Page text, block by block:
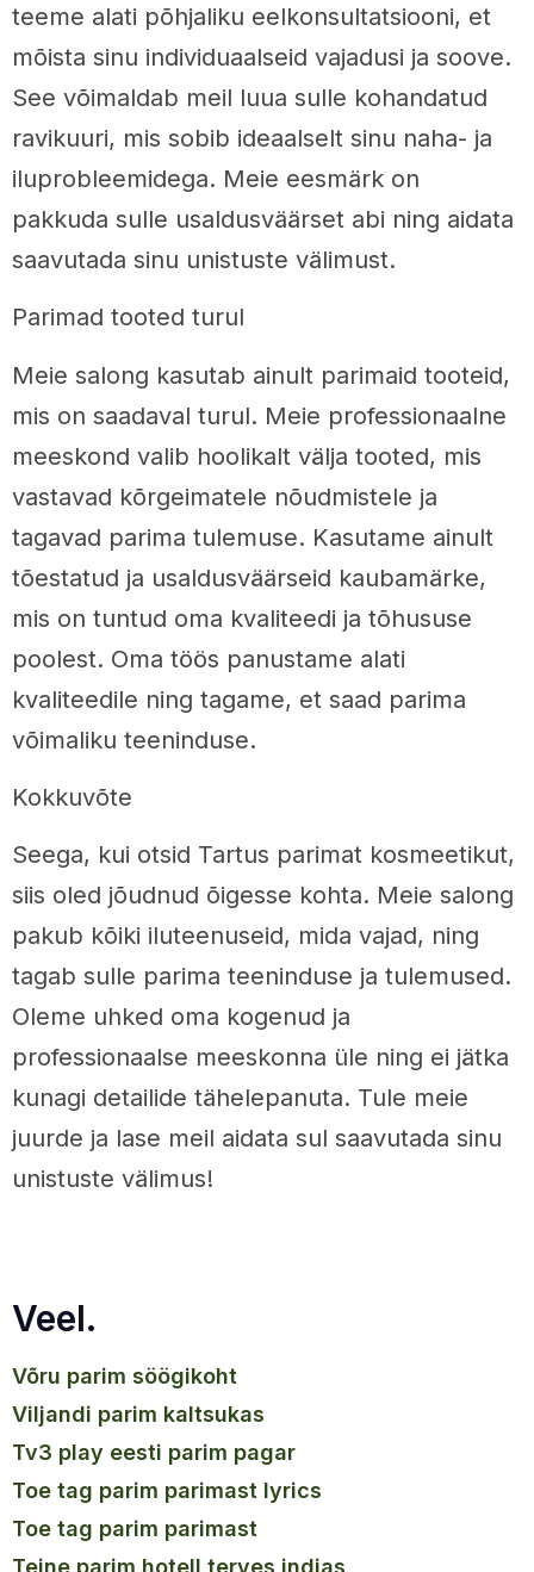
teeme alati põhjaliku eelkonsultatsiooni, et
mõista sinu individuaalseid vajadusi ja soove.
See võimaldab meil luua sulle kohandatud
ravikuuri, mis sobib ideaalselt sinu naha- ja
iluprobleemidega. Meie eesmärk on
pakkuda sulle usaldusväärset abi ning aidata
saavutada sinu unistuste välimust.
Parimad tooted turul
Meie salong kasutab ainult parimaid tooteid,
mis on saadaval turul. Meie professionaalne
meeskond valib hoolikalt välja tooted, mis
vastavad kõrgeimatele nõudmistele ja
tagavad parima tulemuse. Kasutame ainult
tõestatud ja usaldusväärseid kaubamärke,
mis on tuntud oma kvaliteedi ja tõhususe
poolest. Oma töös panustame alati
kvaliteedile ning tagame, et saad parima
võimaliku teeninduse.
Kokkuvõte
Seega, kui otsid Tartus parimat kosmeetikut,
siis oled jõudnud õigesse kohta. Meie salong
pakub kõiki iluteenuseid, mida vajad, ning
tagab sulle parima teeninduse ja tulemused.
Oleme uhked oma kogenud ja
professionaalse meeskonna üle ning ei jätka
kunagi detailide tähelepanuta. Tule meie
juurde ja lase meil aidata sul saavutada sinu
unistuste välimus!
Veel.
võru parim söögikoht
viljandi parim kaltsukas
tv3 play eesti parim pagar
toe tag parim parimast lyrics
toe tag parim parimast
teine parim hotell terves indias